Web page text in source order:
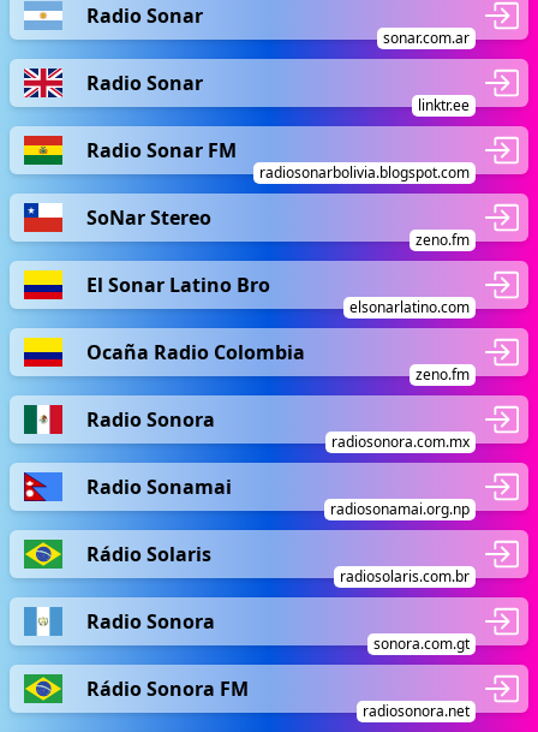
Radio Sonar
sonar.com.ar
Radio Sonar
linktr.ee
Radio Sonar FM
radiosonarbolivia.blogspot.com
SoNar Stereo
zeno.fm
El Sonar Latino Bro
elsonarlatino.com
Ocaña Radio Colombia
zeno.fm
Radio Sonora
radiosonora.com.mx
Radio Sonamai
radiosonamai.org.np
Rádio Solaris
radiosolaris.com.br
Radio Sonora
sonora.com.gt
Rádio Sonora FM
radiosonora.net